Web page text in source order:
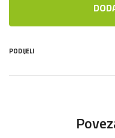
PODIJELI